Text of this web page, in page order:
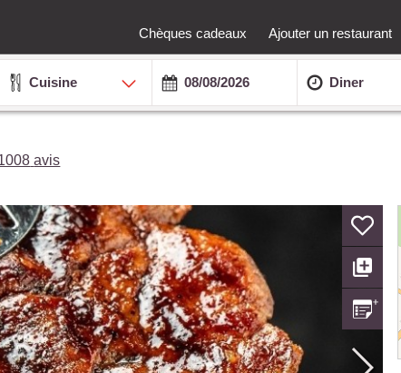
Chèques cadeaux Ajouter un restaurant
Cuisine Diner
avis